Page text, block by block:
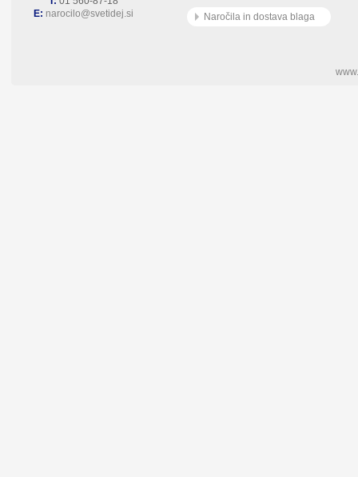
E: narocilo@svetidej.si Naročila in dostava blaga